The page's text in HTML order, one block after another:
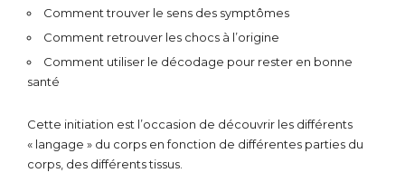
Comment trouver le sens des symptômes
Comment retrouver les chocs à l’origine
Comment utiliser le décodage pour rester en bonne
santé
Cette initiation est l’occasion de découvrir les différents
« langage » du corps en fonction de différentes parties du
corps, des différents tissus.